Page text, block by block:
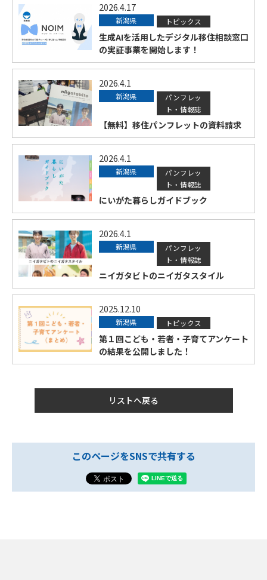
2026.4.17
新潟県 トピックス
生成AIを活用したデジタル移住相談窓口
の実証事業を開始します！
2026.4.1
新潟県
パンフレッ
ト・情報誌
【無料】移住パンフレットの資料請求
2026.4.1
新潟県
パンフレッ
ト・情報誌
にいがた暮らしガイドブック
2026.4.1
新潟県
パンフレッ
ト・情報誌
ニイガタビトのニイガタスタイル
2025.12.10
新潟県 トピックス
第１回こども・若者・子育てアンケート
の結果を公開しました！
リストへ戻る
このページをSNSで共有する